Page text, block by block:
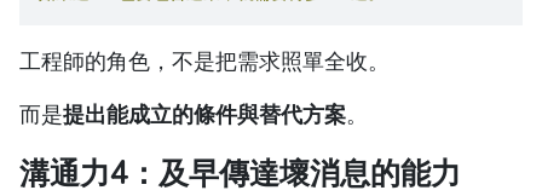
工程師的角色，不是把需求照單全收。
而是提出能成立的條件與替代方案。
溝通力4：及早傳達壞消息的能力